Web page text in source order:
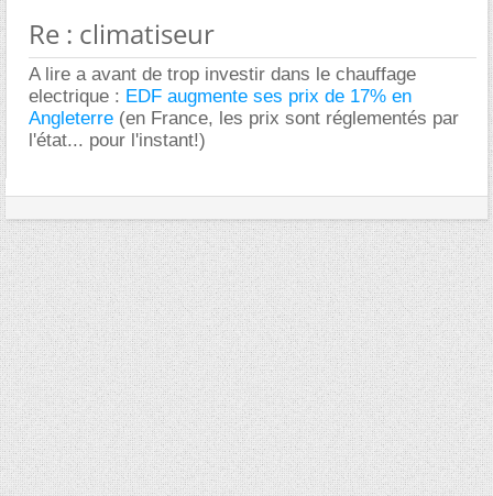
Re : climatiseur
A lire a avant de trop investir dans le chauffage
electrique : EDF augmente ses prix de 17% en
Angleterre (en France, les prix sont réglementés par
l'état... pour l'instant!)